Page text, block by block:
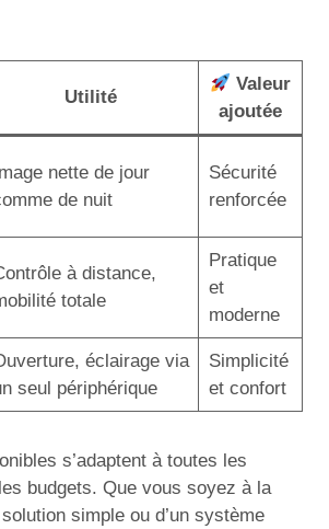
Utilité
Valeur
ajoutée
nette de jour
de nuit
Sécurité
renforcée
à distance,
totale
Pratique
et
moderne
éclairage via
seul périphérique
Simplicité
et confort
s’adaptent à toutes les
budgets. Que vous soyez à la
simple ou d’un système